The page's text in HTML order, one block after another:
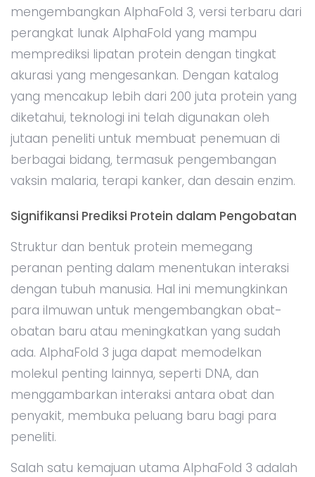
mengembangkan AlphaFold 3, versi terbaru dari
perangkat lunak AlphaFold yang mampu
memprediksi lipatan protein dengan tingkat
akurasi yang mengesankan. Dengan katalog
yang mencakup lebih dari 200 juta protein yang
diketahui, teknologi ini telah digunakan oleh
jutaan peneliti untuk membuat penemuan di
berbagai bidang, termasuk pengembangan
vaksin malaria, terapi kanker, dan desain enzim.
Signifikansi Prediksi Protein dalam Pengobatan
Struktur dan bentuk protein memegang
peranan penting dalam menentukan interaksi
dengan tubuh manusia. Hal ini memungkinkan
para ilmuwan untuk mengembangkan obat-
obatan baru atau meningkatkan yang sudah
ada. AlphaFold 3 juga dapat memodelkan
molekul penting lainnya, seperti DNA, dan
menggambarkan interaksi antara obat dan
penyakit, membuka peluang baru bagi para
peneliti.
Salah satu kemajuan utama AlphaFold 3 adalah